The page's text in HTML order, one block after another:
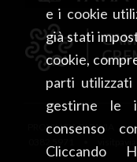
e i cookie
già stati
cookie,
parti
gestirne le
consenso
Cliccando
ingrediente della
una
dell'Oltrepò
significa anche
della passione dei
naturale che,
caratteristiche
PROVINCIA DI